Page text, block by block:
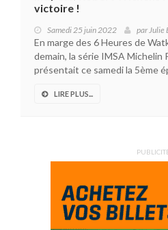
victoire !
Samedi 25 juin 2022 parJulie
En marge des 6 Heures de
demain, la série IMSA Michelin
présentait ce samedi la 5ème
LIRE PLUS...